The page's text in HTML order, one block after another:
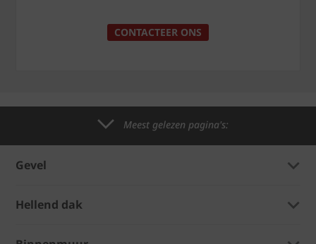
CONTACTEER ONS
Meest gelezen pagina's:
Gevel
Hellend dak